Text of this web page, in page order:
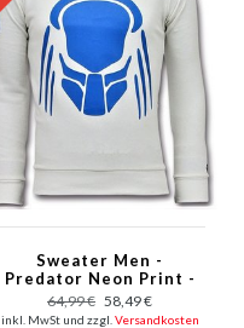
Sweater Men -
Predator Neon Print -
Weiß
64,99 € 58,49 €
inkl. MwSt und zzgl. Versandkosten